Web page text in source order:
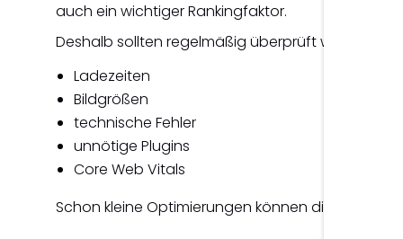
auch ein wichtiger Rankingfaktor.
Deshalb sollten regelmäßig überprüft werden:
Ladezeiten
Bildgrößen
technische Fehler
unnötige Plugins
Core Web Vitals
Schon kleine Optimierungen können die